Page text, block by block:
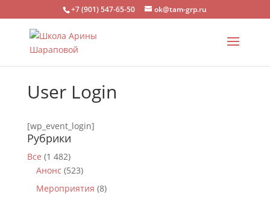
+7 (901) 547-65-50 ok@tam-grp.ru
User Login
[wp_event_login]
Рубрики
Все (1 482)
Анонс (523)
Мероприятия (8)